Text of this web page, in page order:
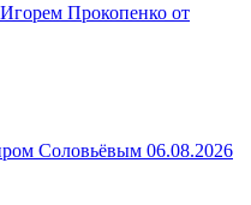
Прокопенко от
Соловьёвым 06.08.2026